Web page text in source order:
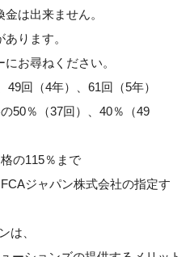
は出来ません。
ります。
お尋ねください。
49回（4年）、61回（5年）
50％（37回）、40％（49
の115％まで
ジャパン株式会社の指定す
は、